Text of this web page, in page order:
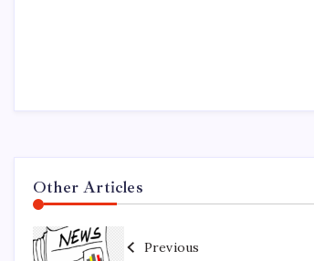
Other Articles
Previous